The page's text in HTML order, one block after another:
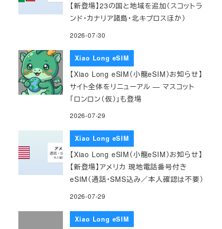
【新登場】23の国と地域を追加（スコットラ
ンド・カナリア諸島・北キプロスほか）
2026-07-30
Xiao Long eSIM
【Xiao Long eSIM（小龍eSIM）お知らせ】
サイト全体をリニューアル — マスコット
「ロンロン（仮）」も登場
2026-07-29
Xiao Long eSIM
【Xiao Long eSIM（小龍eSIM）お知らせ】
【新登場】アメリカ 現地電話番号付き
eSIM（通話・SMS込み／本人確認は不要）
2026-07-29
Xiao Long eSIM